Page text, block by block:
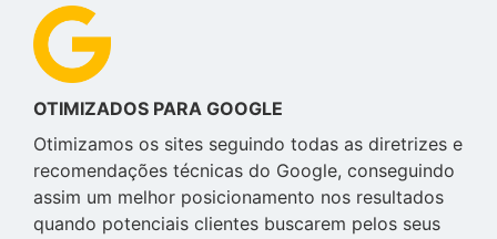
OTIMIZADOS PARA GOOGLE
Otimizamos os sites seguindo todas as diretrizes e
recomendações técnicas do Google, conseguindo
assim um melhor posicionamento nos resultados
quando potenciais clientes buscarem pelos seus